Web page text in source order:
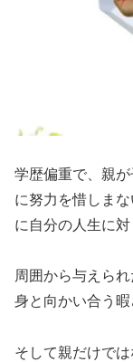
学歴偏重で、親
に努力を惜しま
に自分の人生に対
周囲から与えら
身と向かい合う暇
そして親だけで